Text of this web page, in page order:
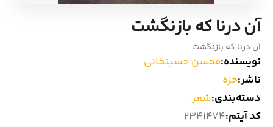
شعر و متون کهن
آن درنا که بازنگشت
آن درنا که بازنگشت
نویسنده:محسن حسینخانی
ناشر:خزه
دسته‌بندی:شعر
کد آیتم:2341474